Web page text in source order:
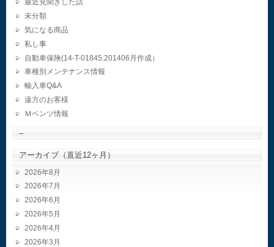
最近見聞きした話
未分類
気になる商品
私し事
自動車保険(14-T-01845.201406月作成）
車種別メンテナンス情報
輸入車Q&A
遠方のお客様
Ｍベンツ情報
–
アーカイブ（直近12ヶ月）
2026年8月
2026年7月
2026年6月
2026年5月
2026年4月
2026年3月